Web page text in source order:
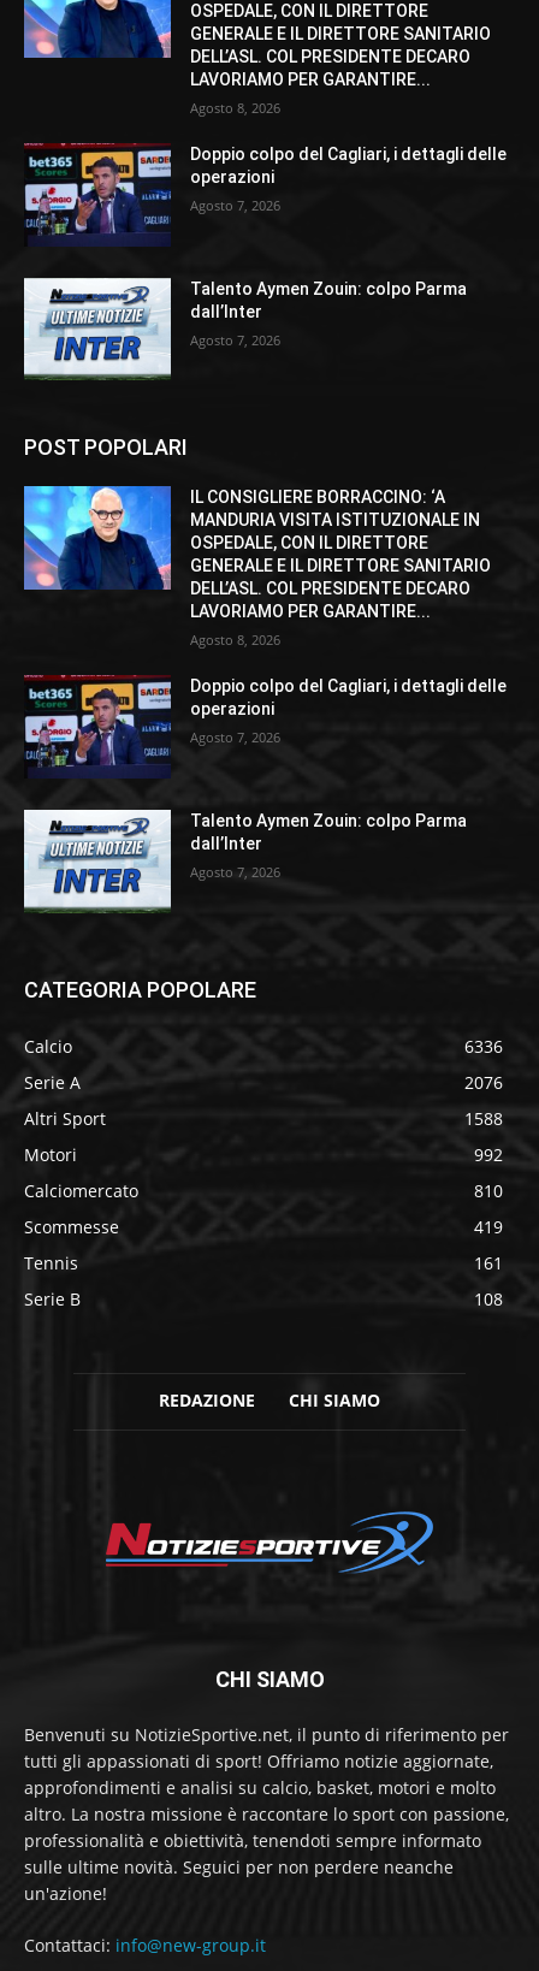
OSPEDALE, CON IL DIRETTORE
GENERALE E IL DIRETTORE SANITARIO
DELL’ASL. COL PRESIDENTE DECARO
LAVORIAMO PER GARANTIRE...
Agosto 8, 2026
Doppio colpo del Cagliari, i dettagli delle
operazioni
Agosto 7, 2026
Talento Aymen Zouin: colpo Parma
dall’Inter
Agosto 7, 2026
POST POPOLARI
IL CONSIGLIERE BORRACCINO: ‘A
MANDURIA VISITA ISTITUZIONALE IN
OSPEDALE, CON IL DIRETTORE
GENERALE E IL DIRETTORE SANITARIO
DELL’ASL. COL PRESIDENTE DECARO
LAVORIAMO PER GARANTIRE...
Agosto 8, 2026
Doppio colpo del Cagliari, i dettagli delle
operazioni
Agosto 7, 2026
Talento Aymen Zouin: colpo Parma
dall’Inter
Agosto 7, 2026
CATEGORIA POPOLARE
Calcio
6336
Serie A
2076
Altri Sport
1588
Motori
992
Calciomercato
810
Scommesse
419
Tennis
161
Serie B
108
REDAZIONE CHI SIAMO
CHI SIAMO
Benvenuti su NotizieSportive.net, il punto di riferimento per
tutti gli appassionati di sport! Offriamo notizie aggiornate,
approfondimenti e analisi su calcio, basket, motori e molto
altro. La nostra missione è raccontare lo sport con passione,
professionalità e obiettività, tenendoti sempre informato
sulle ultime novità. Seguici per non perdere neanche
un'azione!
Contattaci: info@new-group.it